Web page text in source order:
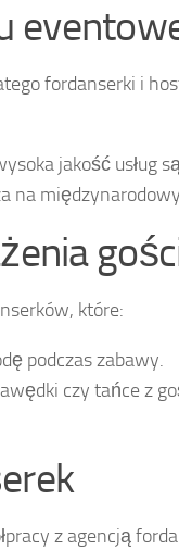
fordanserki i
jakość usług
na
które:
podczas zabawy.
czy tańce z
z agencją